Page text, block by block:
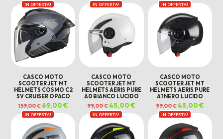
IN OFFERTA!
CASCO MOTO
SCOOTER JET MT
HELMETS COSMO C2
SV CRUISER OPACO
159,00€Il
prezzo
originale
era:
159,00 €.
69,00€
prezzo
attuale
è:
69,00 €.
IN OFFERTA!
CASCO MOTO
SCOOTER JET MT
HELMETS AERIS PURE
A0 BIANCO LUCIDO
99,00€Il
prezzo
originale
era:
99,00 €.
45,00€
attuale
45,00 €.
IN OFFERTA!
CASCO MOTO
SCOOTER JET MT
HELMETS AERIS PURE
A1 NERO LUCIDO
99,00€Il
prezzo
originale
era:
99,00 €.
45,00€Il
45,00
IN OFFERTA! IN OFFERTA! IN OFFERTA!